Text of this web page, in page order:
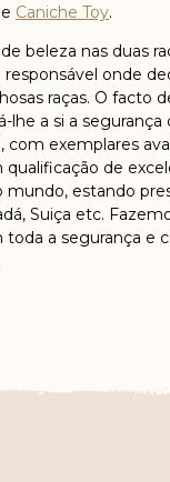
Caniche Toy.
beleza nas duas
onde
raças. O facto
lhe a si a
com exemplares
qualificação de
estando
Suiça etc.
toda a segurança e